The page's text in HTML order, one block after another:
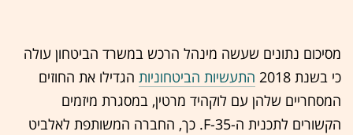
מסיכום נתונים שעשה מינהל הרכש במשרד הביטחון עולה
כי בשנת 2018
התעשיות הביטחוניות הגדילו את החוזים
המסחריים שלהן עם לוקהיד מרטין, במסגרת מיזמים
הקשורים לתכנית ה-F-35. כך, החברה המשותפת לאלביט